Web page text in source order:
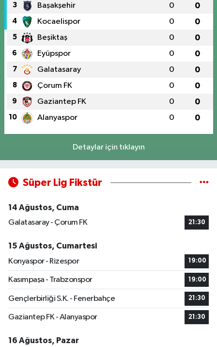
3 Başakşehir 0 0
4 Kocaelispor 0 0
5 Beşiktaş 0 0
6 Eyüpspor 0 0
7 Galatasaray 0 0
8 Çorum FK 0 0
9 Gaziantep FK 0 0
10 Alanyaspor 0 0
Detaylar için tıklayın
Süper Lig Fikstür
14 Ağustos, Cuma
Galatasaray - Çorum FK
21:30
15 Ağustos, Cumartesi
Konyaspor - Rizespor
19:00
Kasımpaşa - Trabzonspor 19:00
Gençlerbirliği S.K. - Fenerbahçe 21:30
Gaziantep FK - Alanyaspor 21:30
16 Ağustos, Pazar